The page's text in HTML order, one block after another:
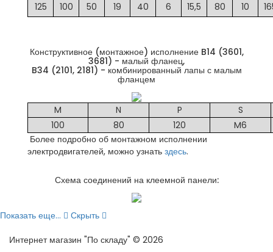
125
100 50 19 40 6 15,5 80 10
Конструктивное (монтажное) исполнение B14 (3601,
3681) - малый фланец,
B34 (2101, 2181) - комбинированный лапы с малым
фланцем
M N P
S
100
80 120
M6
Более подробно об монтажном исполнении
электродвигателей, можно узнать здесь.
Схема соединений на клеемной панели:
Показать еще...
Скрыть
Интернет магазин "По складу" © 2026